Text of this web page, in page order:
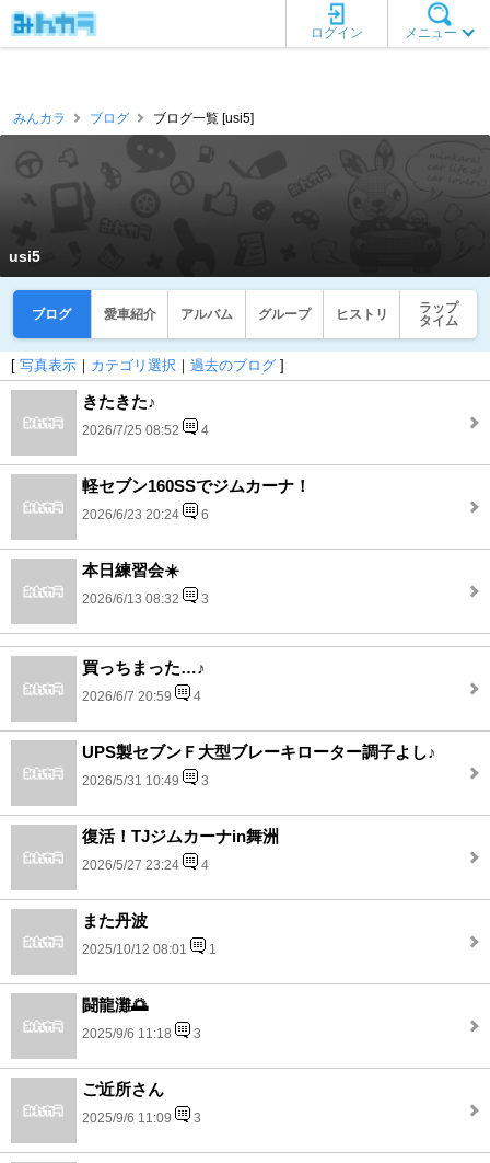
メニュー
ログイン
みんカラ ブログ ブログ一覧 [usi5]
usi5
ブログ 愛車紹介 アルバム グループ ヒストリ
ラップ
タイム
[ 写真表示 ｜ カテゴリ選択 ｜ 過去のブログ ]
きたきた♪
2026/7/25 08:52 4
軽セブン160SSでジムカーナ！
2026/6/23 20:24 6
本日練習会☀️
2026/6/13 08:32 3
買っちまった…♪
2026/6/7 20:59 4
UPS製セブンＦ大型ブレーキローター調子よし♪
2026/5/31 10:49 3
復活！TJジムカーナin舞洲
2026/5/27 23:24 4
また丹波
2025/10/12 08:01 1
闘龍灘🌅
2025/9/6 11:18 3
ご近所さん
2025/9/6 11:09 3